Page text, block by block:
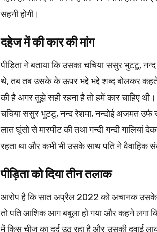
सहनी होगी।
दहेज में की कार की मांग
पीड़िता ने बताया कि उसका चचिया ससुर भुटटू,
थे, तब तब उसके के ऊपर भद्दे भद्दे शब्द बोलकर कहते
की है अगर तुझे सही रहना है तो हमें कार चाहिए
चचिया ससुर भुटटू, नन्द रेशमा, नन्दोई अजमत
लात घूंसो से मारपीट की तथा गन्दी गन्दी
रहता था और कभी भी उसके साथ पति ने वैवाहिक
पीड़िता को दिया तीन तलाक
आरोप है कि सात अप्रैल 2022 को अचानक
तो पति आशिक आग बबूला हो गया और कहने लगा
में किस चीज का दर्द उठ रहा है और उसकी दवाई